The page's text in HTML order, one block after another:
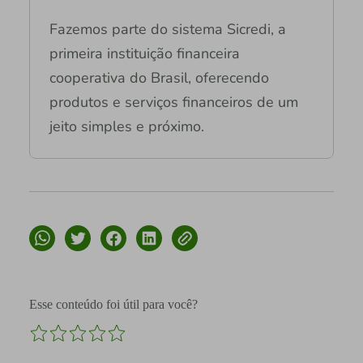
Fazemos parte do sistema Sicredi, a
primeira instituição financeira
cooperativa do Brasil, oferecendo
produtos e serviços financeiros de um
jeito simples e próximo.
Esse conteúdo foi útil para você?